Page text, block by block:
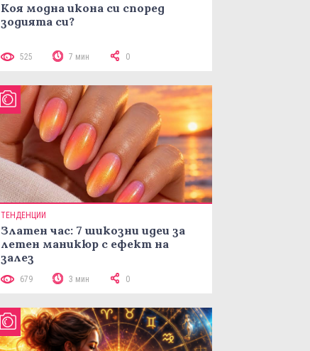
Коя модна икона си според
зодията си?
525 7 мин 0
ТЕНДЕНЦИИ
Златен час: 7 шикозни идеи за
летен маникюр с ефект на
залез
679 3 мин 0